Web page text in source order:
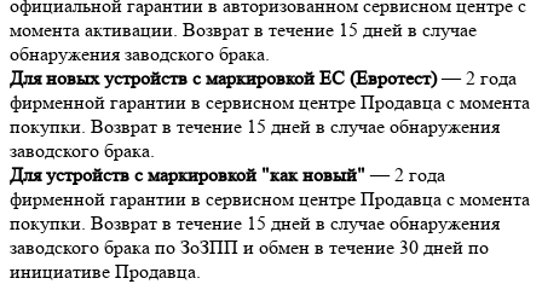
официальной гарантии в авторизованном сервисном центре с
момента активации. Возврат в течение 15 дней в случае
обнаружения заводского брака.
Для новых устройств с маркировкой EC (Евротест)— 2 года
фирменной гарантии в сервисном центре Продавца с момента
покупки. Возврат в течение 15 дней в случае обнаружения
заводского брака.
Для устройств с маркировкой "как новый" — 2 года
фирменной гарантии в сервисном центре Продавца с момента
покупки. Возврат в течение 15 дней в случае обнаружения
заводского брака по ЗоЗПП и обмен в течение 30 дней по
инициативе Продавца.